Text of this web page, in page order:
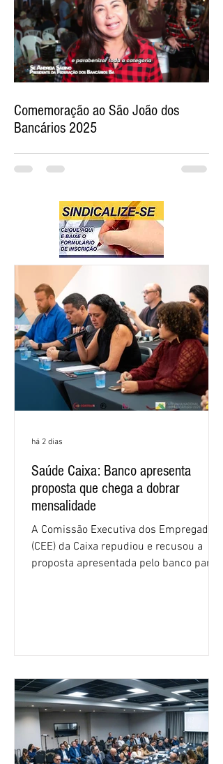
Comemoração ao São João dos
Bancários 2025
Saúde Caixa: Banco apresenta
proposta que chega a dobrar
mensalidade
A Comissão Executiva dos Empregados
(CEE) da Caixa repudiou e recusou a
proposta apresentada pelo banco para o
negociações das empregadas e dos
empregados exigiram que a Caixa refaça
os cálculos e apresente uma nova
proposta. O entendimento é que a
proposta
há 2 dias